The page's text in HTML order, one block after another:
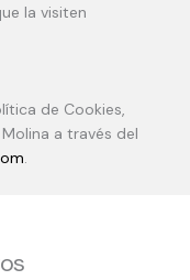
la visiten
de Cookies,
a través del
.